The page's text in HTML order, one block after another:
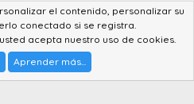
2010-2022 XenForo Ltd.
- Premium XF2 Addons
el contenido, personalizar su
conectado si se registra.
acepta nuestro uso de cookies.
Aprender más...